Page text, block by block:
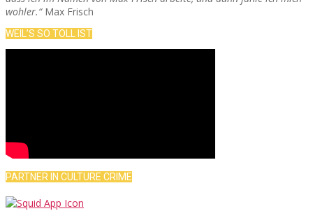
wohler.“Max Frisch
WEIL’S SO TOLL IST
PARTNER IN CULTURE CRIME